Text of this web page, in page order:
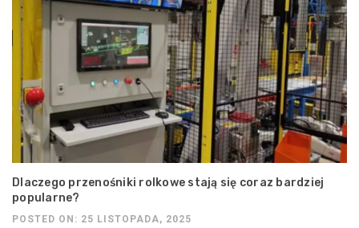
Dlaczego przenośniki rolkowe stają się coraz bardziej
popularne?
POSTED ON: 25 LISTOPADA, 2025